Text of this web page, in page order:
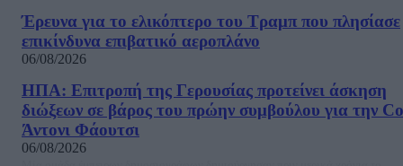
Έρευνα για το ελικόπτερο του Τραμπ που πλησίασε
επικίνδυνα επιβατικό αεροπλάνο
06/08/2026
ΗΠΑ: Επιτροπή της Γερουσίας προτείνει άσκηση
διώξεων σε βάρος του πρώην συμβούλου για την
Άντονι Φάουτσι
06/08/2026